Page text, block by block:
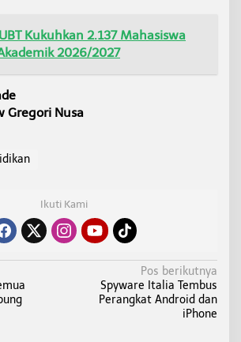
UBT Kukuhkan 2.137 Mahasiswa
2026/2027
Gregori Nusa
Ikuti Kami
Pos berikutnya
Spyware Italia Tembus
Perangkat Android dan
iPhone